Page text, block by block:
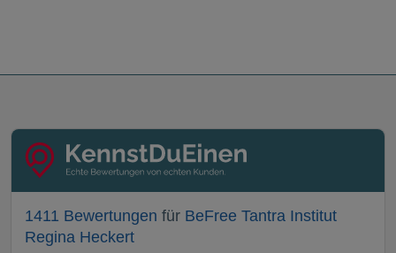
1411 Bewertungen für BeFree Tantra Institut
Regina Heckert